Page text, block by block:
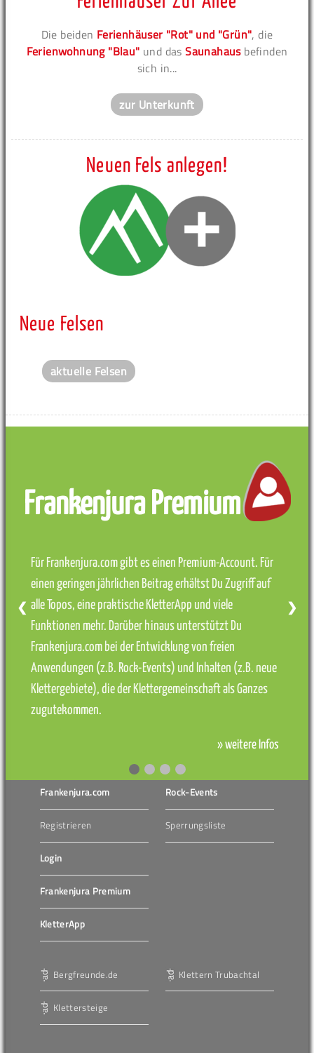
Die beiden Ferienhäuser "Rot" und "Grün", die
Ferienwohnung "Blau" und dasSaunahausbefinden
sich in...
zur Unterkunft
Neuen Fels anlegen!
Neue Felsen
aktuelle Felsen
Frankenjura Premium
Für Frankenjura.com gibt es einen Premium-Account. Für
einen geringen jährlichen Beitrag erhältst Du Zugriff auf
alle Topos, eine praktische KletterApp und viele
Funktionen mehr. Darüber hinaus unterstützt Du
Frankenjura.com bei der Entwicklung von freien
Anwendungen (z.B. Rock-Events) und Inhalten (z.B. neue
Klettergebiete), die der Klettergemeinschaft als Ganzes
zugutekommen.
» weitere Infos
❮ ❯
Frankenjura.com
Registrieren
Login
Frankenjura Premium
KletterApp
Rock-Events
Sperrungsliste
Bergfreunde.de
Klettersteige
Klettern Trubachtal